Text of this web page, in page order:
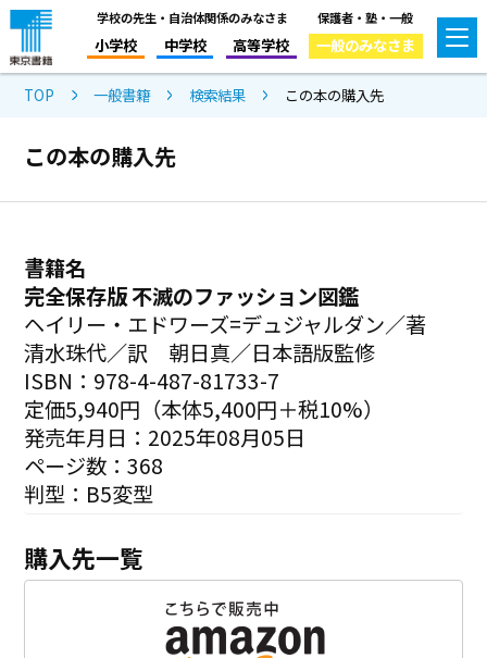
学校の先生・自治体関係のみなさま
小学校 中学校 高等学校
保護者・塾・一般
一般のみなさま
TOP 一般書籍 検索結果 この本の購入先
この本の購入先
書籍名
完全保存版 不滅のファッション図鑑
ヘイリー・エドワーズ=デュジャルダン／著
清水珠代／訳 朝日真／日本語版監修
ISBN：978-4-487-81733-7
定価5,940円（本体5,400円＋税10%）
発売年月日：2025年08月05日
ページ数：368
判型：B5変型
購入先一覧